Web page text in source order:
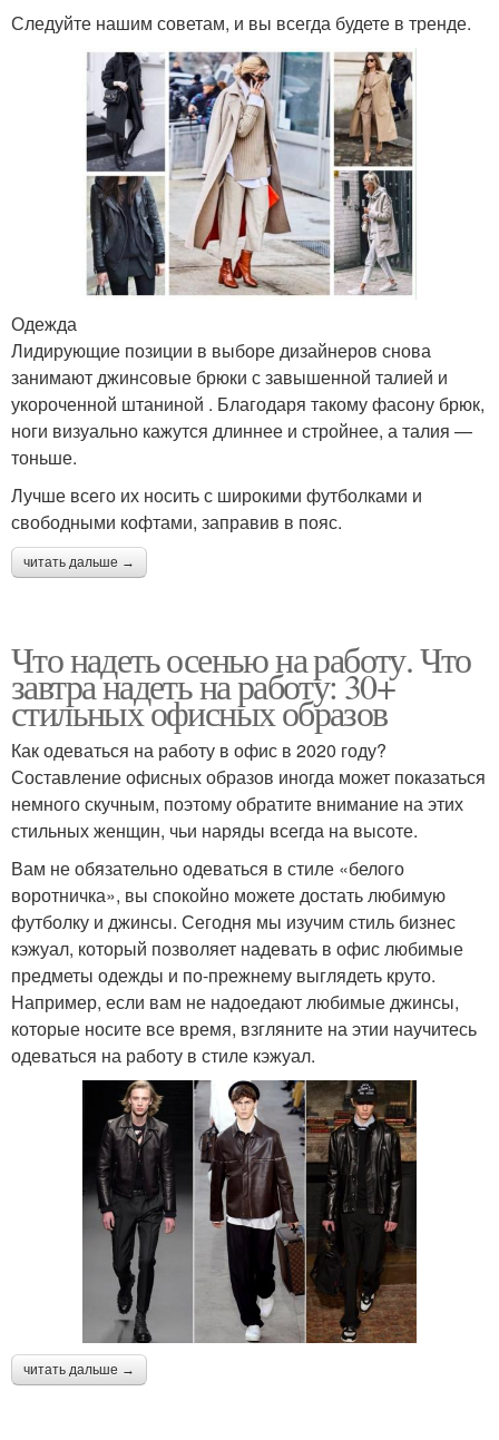
Следуйте нашим советам, и вы всегда будете в тренде.
Одежда
Лидирующие позиции в выборе дизайнеров снова
занимают джинсовые брюки с завышенной талией и
укороченной штаниной . Благодаря такому фасону брюк,
ноги визуально кажутся длиннее и стройнее, а талия —
тоньше.
Лучше всего их носить с широкими футболками и
свободными кофтами, заправив в пояс.
читать дальше →
Что надеть осенью на работу. Что
завтра надеть на работу: 30+
стильных офисных образов
Как одеваться на работу в офис в 2020 году?
Составление офисных образов иногда может показаться
немного скучным, поэтому обратите внимание на этих
стильных женщин, чьи наряды всегда на высоте.
Вам не обязательно одеваться в стиле «белого
воротничка», вы спокойно можете достать любимую
футболку и джинсы. Сегодня мы изучим стиль бизнес
кэжуал, который позволяет надевать в офис любимые
предметы одежды и по-прежнему выглядеть круто.
Например, если вам не надоедают любимые джинсы,
которые носите все время, взгляните на этии научитесь
одеваться на работу в стиле кэжуал.
читать дальше →